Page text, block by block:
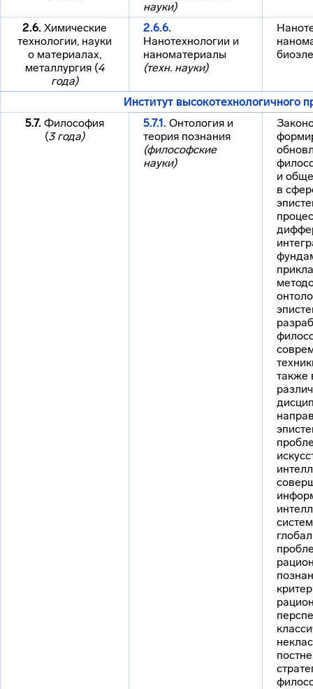
науки)
2.6. Химические
технологии, науки
о материалах,
металлургия (4
года)
2.6.6.
Нанотехнологии и
наноматериалы
(техн. науки)
Институт высокотехнологичного
5.7. Философия
(3 года)
5.7.1. Онтология и
теория познания
(философские
науки)
и
в
также